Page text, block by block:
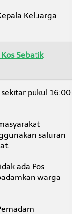
Keluarga
Sebatik
pukul 16:00
saluran
ada Pos
warga